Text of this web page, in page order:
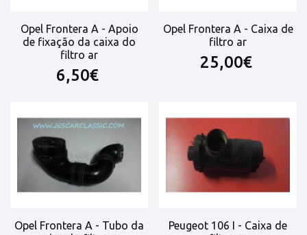
Opel Frontera A - Apoio
de fixação da caixa do
filtro ar
6,50€
Opel Frontera A - Caixa de
filtro ar
25,00€
Opel Frontera A - Tubo da
Peugeot 106 I - Caixa de